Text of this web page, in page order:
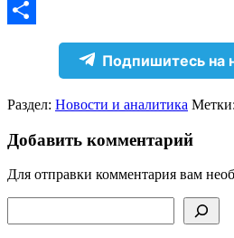
Facebook
Подпишитесь на
Раздел: Новости и аналитика Метки:
Добавить комментарий
Для отправки комментария вам